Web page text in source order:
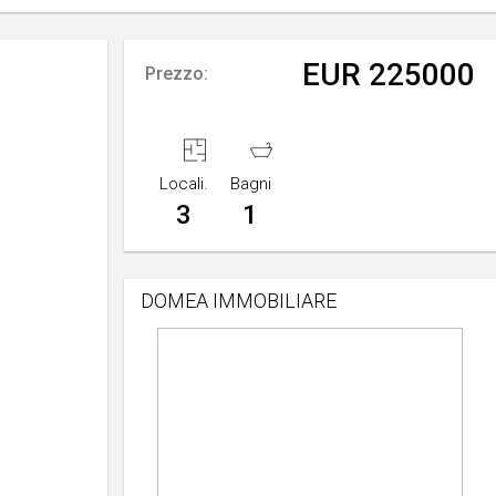
Prezzo: EUR 225000
Locali.
3
Bagni
1
DOMEA IMMOBILIARE